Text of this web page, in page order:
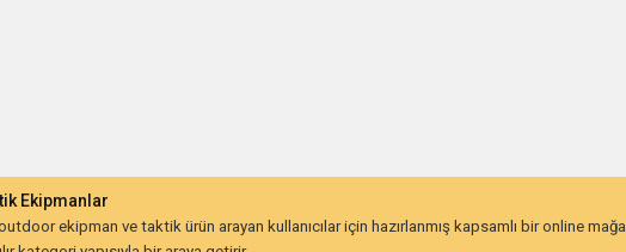
Ekipmanlar
ekipman ve taktik ürün arayan kullanıcılar için hazırlanmış kapsamlı bir online